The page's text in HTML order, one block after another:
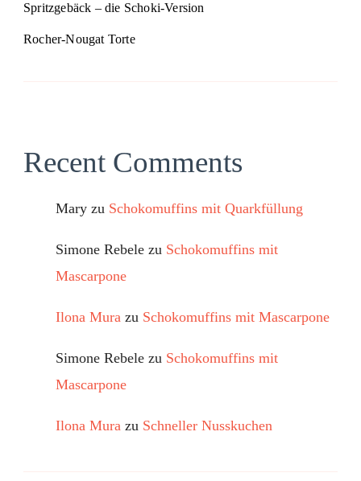
Spritzgebäck – die Schoki-Version
Rocher-Nougat Torte
Recent Comments
Mary zu Schokomuffins mit Quarkfüllung
Simone Rebele zu Schokomuffins mit
Mascarpone
Ilona Mura zu Schokomuffins mit Mascarpone
Simone Rebele zu Schokomuffins mit
Mascarpone
Ilona Mura zu Schneller Nusskuchen